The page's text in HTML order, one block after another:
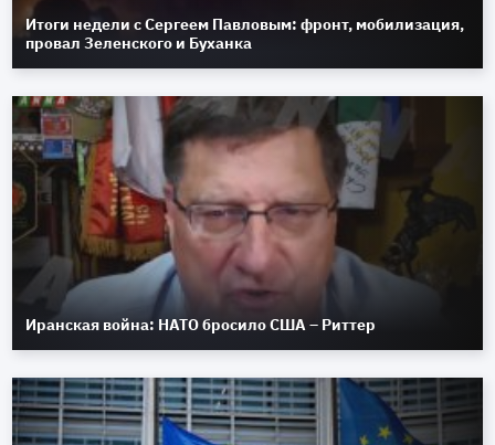
Итоги недели с Сергеем Павловым: фронт, мобилизация,
провал Зеленского и Буханка
Иранская война: НАТО бросило США – Риттер